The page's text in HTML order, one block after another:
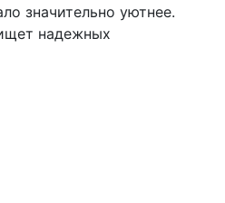
значительно уютнее.
надежных